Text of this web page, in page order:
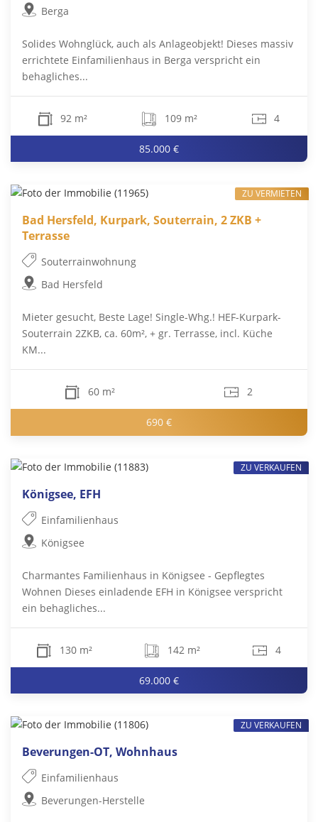
Berga
Solides Wohnglück, auch als Anlageobjekt! Dieses massiv
errichtete Einfamilienhaus in Berga verspricht ein
behagliches...
92 m² 109 m² 4
85.000 €
Bad Hersfeld, Kurpark, Souterrain, 2 ZKB +
Terrasse
Souterrainwohnung
Bad Hersfeld
Mieter gesucht, Beste Lage! Single-Whg.! HEF-Kurpark-
Souterrain 2ZKB, ca. 60m², + gr. Terrasse, incl. Küche
KM...
60 m² 2
690 €
ZU VERMIETEN
Königsee, EFH
Einfamilienhaus
Königsee
Charmantes Familienhaus in Königsee - Gepflegtes
Wohnen Dieses einladende EFH in Königsee verspricht
ein behagliches...
130 m² 142 m² 4
69.000 €
ZU VERKAUFEN
Beverungen-OT, Wohnhaus
Einfamilienhaus
Beverungen-Herstelle
ZU VERKAUFEN